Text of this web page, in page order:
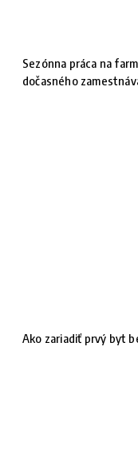
Sezónna práca na
dočasného
Ako zariadiť prvý byt